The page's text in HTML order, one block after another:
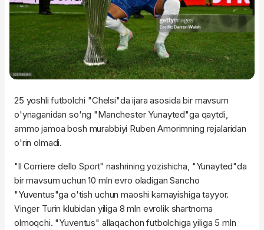
25 yoshli futbolchi "Chelsi"da ijara asosida bir mavsum
o'ynaganidan so'ng "Manchester Yunayted"ga qaytdi,
ammo jamoa bosh murabbiyi Ruben Amorimning rejalaridan
o'rin olmadi.
"Il Corriere dello Sport" nashrining yozishicha, "Yunayted"da
bir mavsum uchun 10 mln evro oladigan Sancho
"Yuventus"ga o'tish uchun maoshi kamayishiga tayyor.
Vinger Turin klubidan yiliga 8 mln evrolik shartnoma
olmoqchi. "Yuventus" allaqachon futbolchiga yiliga 5 mln